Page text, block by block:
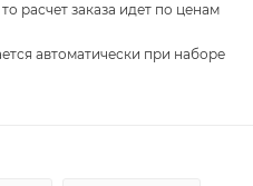
расчет заказа идет по ценам
автоматически при наборе